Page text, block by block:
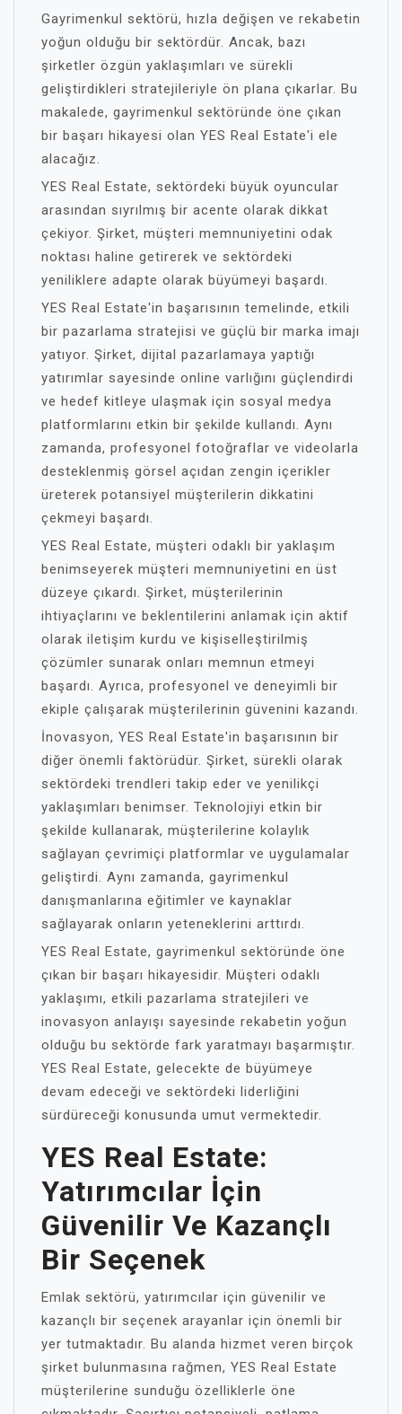
Gayrimenkul sektörü, hızla değişen ve rekabetin
yoğun olduğu bir sektördür. Ancak, bazı
şirketler özgün yaklaşımları ve sürekli
geliştirdikleri stratejileriyle ön plana çıkarlar. Bu
makalede, gayrimenkul sektöründe öne çıkan
bir başarı hikayesi olan YES Real Estate'i ele
alacağız.
YES Real Estate, sektördeki büyük oyuncular
arasından sıyrılmış bir acente olarak dikkat
çekiyor. Şirket, müşteri memnuniyetini odak
noktası haline getirerek ve sektördeki
yeniliklere adapte olarak büyümeyi başardı.
YES Real Estate'in başarısının temelinde, etkili
bir pazarlama stratejisi ve güçlü bir marka imajı
yatıyor. Şirket, dijital pazarlamaya yaptığı
yatırımlar sayesinde online varlığını güçlendirdi
ve hedef kitleye ulaşmak için sosyal medya
platformlarını etkin bir şekilde kullandı. Aynı
zamanda, profesyonel fotoğraflar ve videolarla
desteklenmiş görsel açıdan zengin içerikler
üreterek potansiyel müşterilerin dikkatini
çekmeyi başardı.
YES Real Estate, müşteri odaklı bir yaklaşım
benimseyerek müşteri memnuniyetini en üst
düzeye çıkardı. Şirket, müşterilerinin
ihtiyaçlarını ve beklentilerini anlamak için aktif
olarak iletişim kurdu ve kişiselleştirilmiş
çözümler sunarak onları memnun etmeyi
başardı. Ayrıca, profesyonel ve deneyimli bir
ekiple çalışarak müşterilerinin güvenini kazandı.
İnovasyon, YES Real Estate'in başarısının bir
diğer önemli faktörüdür. Şirket, sürekli olarak
sektördeki trendleri takip eder ve yenilikçi
yaklaşımları benimser. Teknolojiyi etkin bir
şekilde kullanarak, müşterilerine kolaylık
sağlayan çevrimiçi platformlar ve uygulamalar
geliştirdi. Aynı zamanda, gayrimenkul
danışmanlarına eğitimler ve kaynaklar
sağlayarak onların yeteneklerini arttırdı.
YES Real Estate, gayrimenkul sektöründe öne
çıkan bir başarı hikayesidir. Müşteri odaklı
yaklaşımı, etkili pazarlama stratejileri ve
inovasyon anlayışı sayesinde rekabetin yoğun
olduğu bu sektörde fark yaratmayı başarmıştır.
YES Real Estate, gelecekte de büyümeye
devam edeceği ve sektördeki liderliğini
sürdüreceği konusunda umut vermektedir.
YES Real Estate:
Yatırımcılar İçin
Güvenilir Ve Kazançlı
Bir Seçenek
Emlak sektörü, yatırımcılar için güvenilir ve
kazançlı bir seçenek arayanlar için önemli bir
yer tutmaktadır. Bu alanda hizmet veren birçok
şirket bulunmasına rağmen, YES Real Estate
müşterilerine sunduğu özelliklerle öne